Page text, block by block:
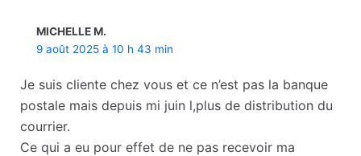
MICHELLE M.
9 août 2025 à 10 h 43 min
Je suis cliente chez vous et ce n’est pas la banque
postale mais depuis mi juin l,plus de distribution du
courrier.
Ce qui a eu pour effet de ne pas recevoir ma